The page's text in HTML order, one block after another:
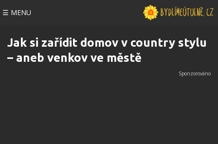
☰ MENU
Jak si zařídit domov v country stylu
– aneb venkov ve městě